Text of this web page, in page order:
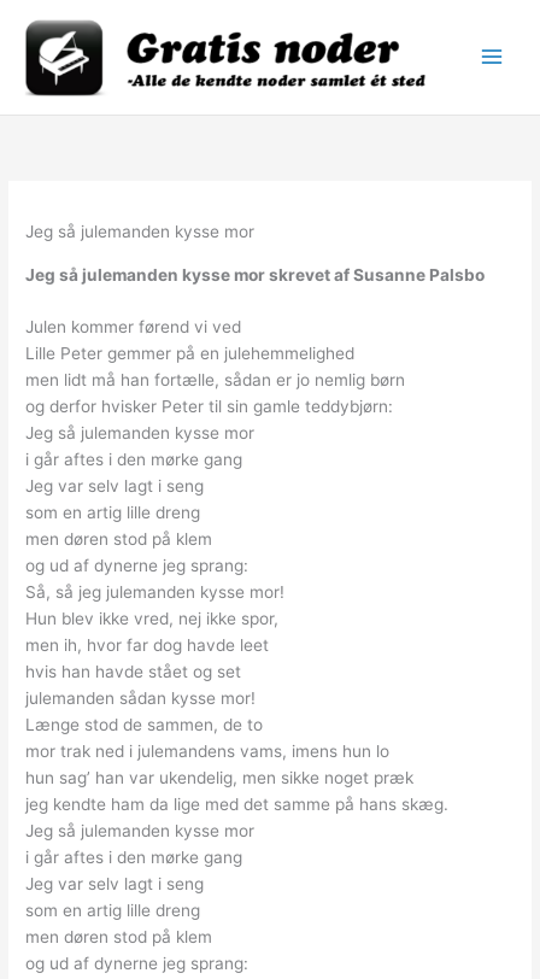
indholdet
Jeg så julemanden kysse mor
Jeg så julemanden kysse mor skrevet af Susanne Palsbo
Julen kommer førend vi ved
Lille Peter gemmer på en julehemmelighed
men lidt må han fortælle, sådan er jo nemlig børn
og derfor hvisker Peter til sin gamle teddybjørn:
Jeg så julemanden kysse mor
i går aftes i den mørke gang
Jeg var selv lagt i seng
som en artig lille dreng
men døren stod på klem
og ud af dynerne jeg sprang:
Så, så jeg julemanden kysse mor!
Hun blev ikke vred, nej ikke spor,
men ih, hvor far dog havde leet
hvis han havde stået og set
julemanden sådan kysse mor!
Længe stod de sammen, de to
mor trak ned i julemandens vams, imens hun lo
hun sag’ han var ukendelig, men sikke noget præk
jeg kendte ham da lige med det samme på hans skæg.
Jeg så julemanden kysse mor
i går aftes i den mørke gang
Jeg var selv lagt i seng
som en artig lille dreng
men døren stod på klem
og ud af dynerne jeg sprang: